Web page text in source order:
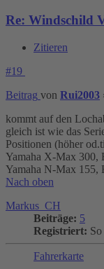
Re: Windschild
Zitieren
#19
Beitrag von Rui2003
kommt auf den
gleich ist wie das
Positionen (höher
Yamaha X-Max 300,
Yamaha N-Max 155,
Nach oben
Markus_CH
Beiträge: 5
Registriert:
Fahrerkarte